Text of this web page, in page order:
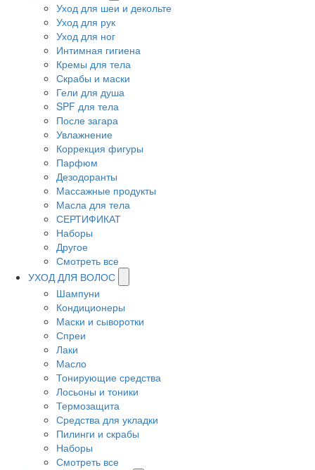
Уход для шеи и декольте
Уход для рук
Уход для ног
Интимная гигиена
Кремы для тела
Скрабы и маски
Гели для душа
SPF для тела
После загара
Увлажнение
Коррекция фигуры
Парфюм
Дезодоранты
Массажные продукты
Масла для тела
СЕРТИФИКАТ
Наборы
Другое
Смотреть все
УХОД ДЛЯ ВОЛОС
Шампуни
Кондиционеры
Маски и сыворотки
Спреи
Лаки
Масло
Тонирующие средства
Лосьоны и тоники
Термозащита
Средства для укладки
Пилинги и скрабы
Наборы
Смотреть все